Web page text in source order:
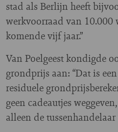
stad als Berlijn heeft
werkvoorraad van
komende vijf jaar.”
Van Poelgeest kondigde
grondprijs aan: “Dat is
residuele
geen cadeautjes
alleen de tussenhandelaar